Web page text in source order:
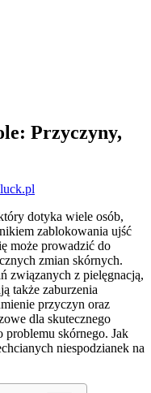
Przyczyny,
dotyka wiele osób,
zablokowania ujść
może prowadzić do
zmian skórnych.
związanych z pielęgnacją,
także zaburzenia
przyczyn oraz
dla skutecznego
problemu skórnego. Jak
niespodzianek na